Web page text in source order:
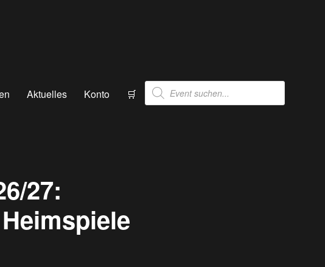
Aktuelles Konto 🛒
Products
search
27: